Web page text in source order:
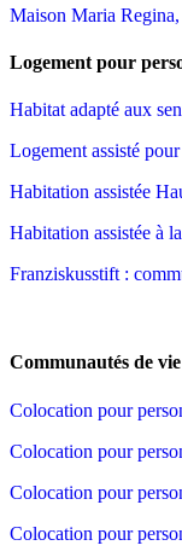
Maison Maria
Logement pour
Habitat adapté aux
Logement assisté
Habitation assistée
Habitation assistée à
Franziskusstift :
Communautés de
Colocation pour
Colocation pour
Colocation pour
Colocation pour